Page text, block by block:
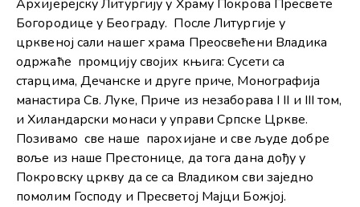
Архијерејску Литургију у Храму Покрова Пресвете
Богородице у Београду. После Литургије у
црквеној сали нашег храма Преосвећени Владика
одржаће промцију својих књига: Сусети са
старцима, Дечанске и друге приче, Монографија
манастира Св. Луке, Приче из незаборава I II и III том,
и Хиландарски монаси у управи Српске Цркве.
Позивамо све наше парохијане и све људе добре
воље из наше Престонице, да тога дана дођу у
Покровску цркву да се са Владиком сви заједно
помолим Господу и Пресветој Мајци Божјој.